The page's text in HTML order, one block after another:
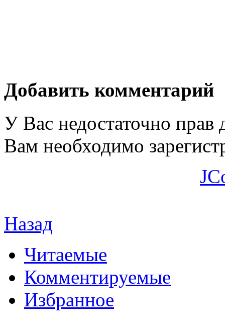
Добавить комментарий
У Вас недостаточно прав
Вам необходимо
Назад
Читаемые
Комментируемые
Избранное